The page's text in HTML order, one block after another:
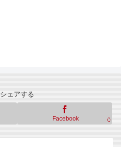
シェアする
Facebook 0